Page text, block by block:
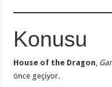
Konusu
House of the Dragon
önce geçiyor.